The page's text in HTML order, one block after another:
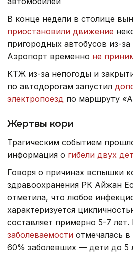
В конце недели в столице
приостановили движение
пригородных автобусов из-
Аэропорт временно не
КТЖ из-за непогоды и
по автодорогам запустил
электропоезд по маршруту
Жертвы кори
Трагическим событием
информация о гибели двух
Говоря о причинах вспышки
здравоохранения РК Айжан
отметила, что любое
характеризуется
составляет примерно 5-7 лет.
заболеваемости отмечалась в
60% заболевших — дети до 5